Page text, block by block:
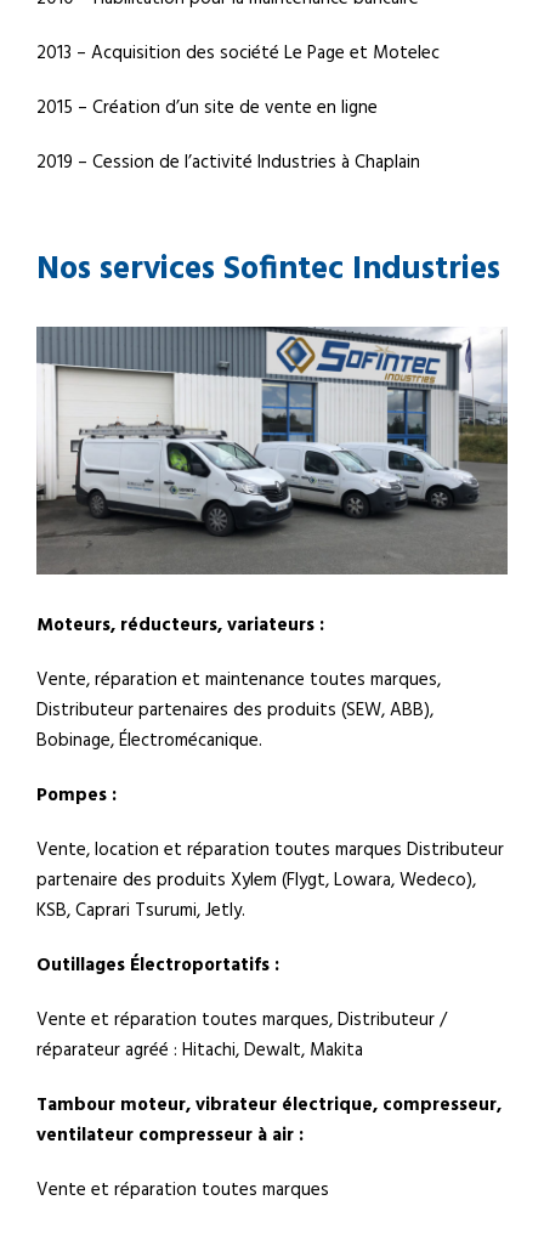
2013 – Acquisition des société Le Page et Motelec
2015 – Création d’un site de vente en ligne
2019 – Cession de l’activité Industries à Chaplain
Nos services Sofintec Industries
Moteurs, réducteurs, variateurs :
Vente, réparation et maintenance toutes marques,
Distributeur partenaires des produits (SEW, ABB),
Bobinage, Électromécanique.
Pompes :
Vente, location et réparation toutes marques Distributeur
partenaire des produits Xylem (Flygt, Lowara, Wedeco),
KSB, Caprari Tsurumi, Jetly.
Outillages Électroportatifs :
Vente et réparation toutes marques, Distributeur /
réparateur agréé : Hitachi, Dewalt, Makita
Tambour moteur, vibrateur électrique, compresseur,
ventilateur compresseur à air :
Vente et réparation toutes marques